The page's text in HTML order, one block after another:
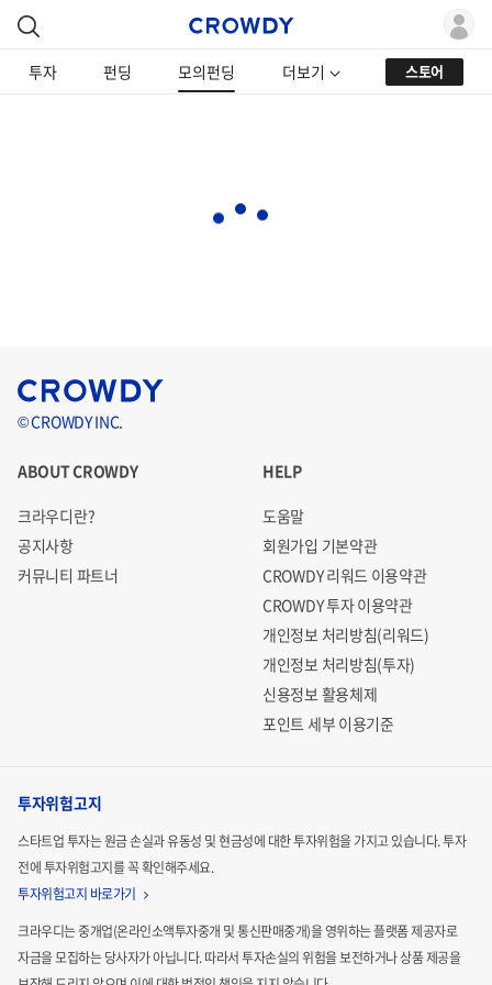
투자 펀딩 모의펀딩 더보기 스토어
© CROWDY INC.
ABOUT CROWDY
크라우디란?
공지사항
커뮤니티 파트너
HELP
도움말
회원가입 기본약관
CROWDY 리워드 이용약관
CROWDY 투자 이용약관
개인정보 처리방침(리워드)
개인정보 처리방침(투자)
신용정보 활용체제
포인트 세부 이용기준
투자위험고지
스타트업 투자는 원금 손실과 유동성 및 현금성에 대한 투자위험을 가지고 있습니다.투자
전에 투자위험고지를 꼭 확인해주세요.
투자위험고지 바로가기
크라우디는 중개업(온라인소액투자중개 및 통신판매중개)을 영위하는 플랫폼 제공자로
자금을 모집하는당사자가 아닙니다. 따라서 투자손실의 위험을 보전하거나 상품 제공을